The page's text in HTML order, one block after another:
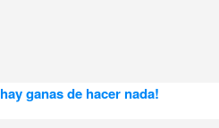
ganas de hacer nada!